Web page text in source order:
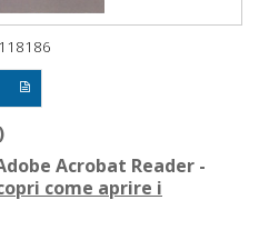
Acrobat Reader -
come aprire i